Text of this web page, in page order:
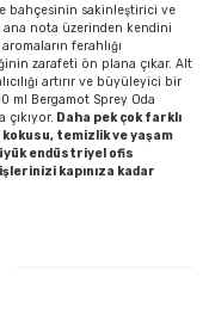
bahçesinin sakinleştirici ve
ana nota üzerinden kendini
ferahlığı
zarafeti ön plana çıkar. Alt
artırır ve büyüleyici bir
ml Bergamot Sprey Oda
Daha pek çok farklı
kokusu, temizlik ve yaşam
endüstriyel ofis
kapınıza kadar